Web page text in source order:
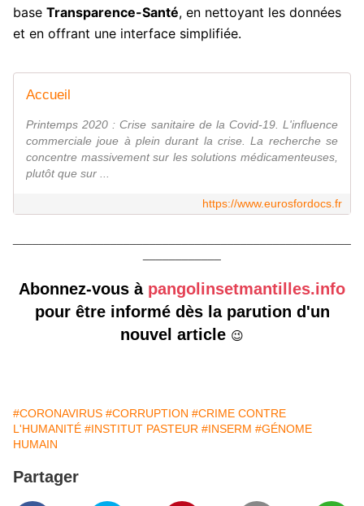
base Transparence-Santé, en nettoyant les données
et en offrant une interface simplifiée.
Accueil
Printemps 2020 : Crise sanitaire de la Covid-19. L'influence
commerciale joue à plein durant la crise. La recherche se
concentre massivement sur les solutions médicamenteuses,
plutôt que sur ...
https://www.eurosfordocs.fr
Abonnez-vous à pangolinsetmantilles.info
pour être informé dès la parution d'un
nouvel article 😉
#CORONAVIRUS #CORRUPTION #CRIME CONTRE
L'HUMANITÉ #INSTITUT PASTEUR #INSERM #GÉNOME
HUMAIN
Partager